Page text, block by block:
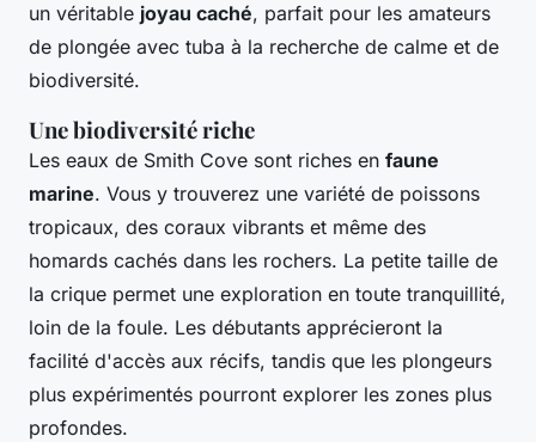
un véritable joyau caché, parfait pour les amateurs
de plongée avec tuba à la recherche de calme et de
biodiversité.
Une biodiversité riche
Les eaux de Smith Cove sont riches en faune
marine. Vous y trouverez une variété de poissons
tropicaux, des coraux vibrants et même des
homards cachés dans les rochers. La petite taille de
la crique permet une exploration en toute tranquillité,
loin de la foule. Les débutants apprécieront la
facilité d'accès aux récifs, tandis que les plongeurs
plus expérimentés pourront explorer les zones plus
profondes.